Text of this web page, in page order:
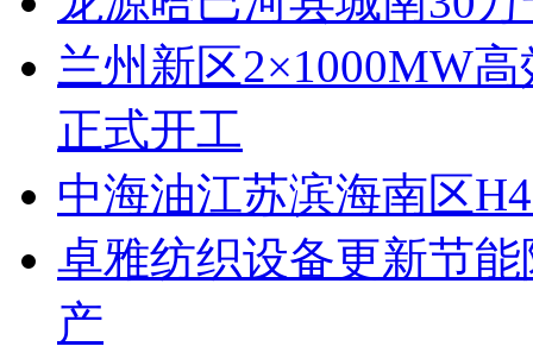
兰州新区2×1000MW
正式开工
中海油江苏滨海南区
卓雅纺织设备更新节
产